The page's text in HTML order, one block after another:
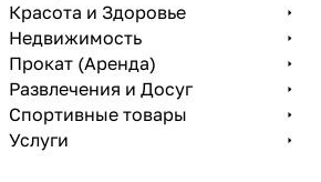
Красота и Здоровье
Недвижимость
Прокат (Аренда)
Развлечения и Досуг
Спортивные товары
Услуги